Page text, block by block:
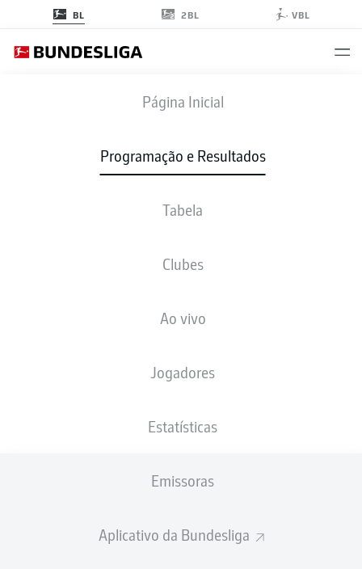
BL 2BL VBL
Página Inicial
Programação e Resultados
Tabela
Clubes
Ao vivo
Jogadores
Estatísticas
Emissoras
Aplicativo da Bundesliga
FCU TSG
3 1
ESCALAÇÕES
ESCALAÇÃO INICIAL
Niko Gießelmann Rani Khedira